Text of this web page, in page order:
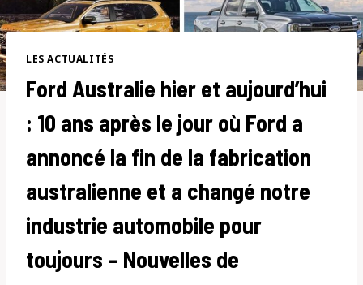
LES ACTUALITÉS
Ford Australie hier et aujourd’hui
: 10 ans après le jour où Ford a
annoncé la fin de la fabrication
australienne et a changé notre
industrie automobile pour
toujours – Nouvelles de